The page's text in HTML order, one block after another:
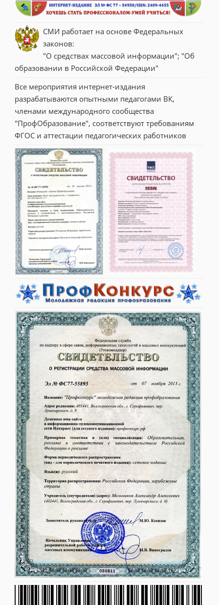
СМИ работает на основе Федеральных
законов:
"О средствах массовой информации"; "Об
образовании в Российской Федерации"
Все мероприятия интернет-издания
разрабатываются опытными педагогами ВК,
членами международного сообщества
"ПрофОбразование", соответствуют требованиям
ФГОС и аттестации педагогических работников